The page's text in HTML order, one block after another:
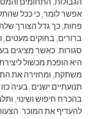
אפשר לומר, כי ככל
פחות, כך גדל הצורך
ברורים, בחוקים מעטים,
סגורות. כאשר מציגים
היא הופכת מכשול
משתקת, ומחזירה את
תנועתיים ישנים. בעיה
בהכרח חיפוש ושינוי,
להעדיף את המוכר.